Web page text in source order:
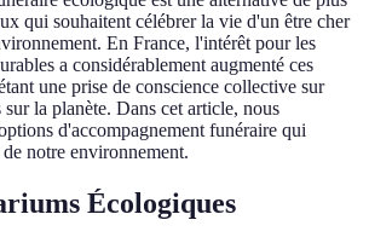
qui souhaitent célébrer la vie d'un être cher
En France, l'intérêt pour les
a considérablement augmenté ces
une prise de conscience collective sur
sur la planète. Dans cet article, nous
d'accompagnement funéraire qui
notre environnement.
Écologiques